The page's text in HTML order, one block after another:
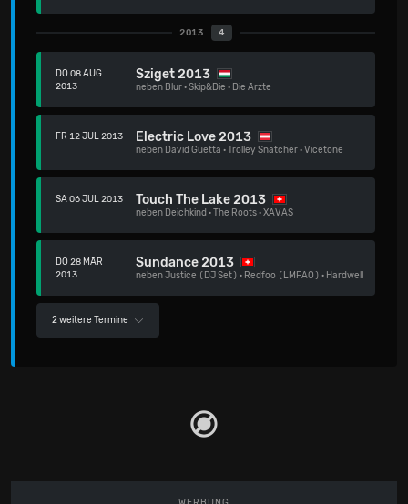
2013 4
DO 08 AUG
2013
Sziget 2013
neben Blur·Skip&Die · Die Ärzte
FR 12 JUL 2013 Electric Love 2013
neben David Guetta ·Trolley Snatcher·Vicetone
SA 06 JUL 2013 Touch The Lake 2013
neben Deichkind ·The Roots·XAVAS
DO 28 MÄR
2013
Sundance 2013
nebenJustice (DJ Set) · Redfoo (LMFAO) · Hardwell
2 weitere Termine